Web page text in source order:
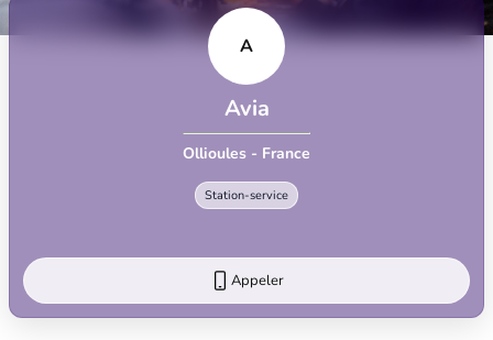
A
Avia
Ollioules - France
Station-service
Appeler